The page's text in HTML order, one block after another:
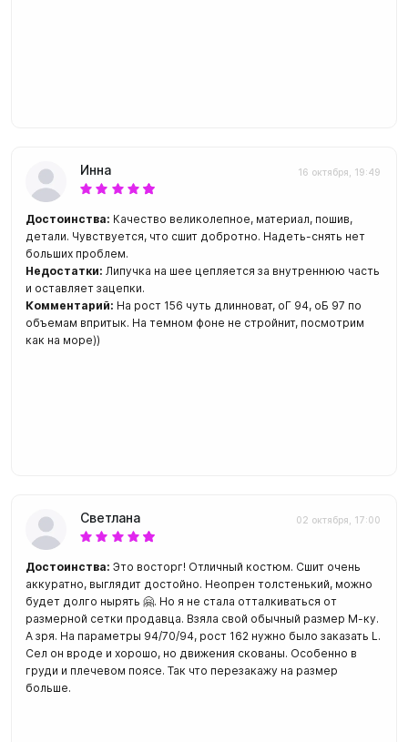
Инна 16 октября, 19:49
Достоинства: Качество великолепное, материал, пошив,
детали. Чувствуется, что сшит добротно. Надеть-снять нет
больших проблем.
Недостатки: Липучка на шее цепляется за внутреннюю часть
и оставляет зацепки.
Комментарий: На рост 156 чуть длинноват, оГ 94, оБ 97 по
объемам впритык. На темном фоне не стройнит, посмотрим
как на море))
Светлана 02 октября, 17:00
Достоинства: Это восторг! Отличный костюм. Сшит очень
аккуратно, выглядит достойно. Неопрен толстенький, можно
будет долго нырять 🤗. Но я не стала отталкиваться от
размерной сетки продавца. Взяла свой обычный размер М-ку.
А зря. На параметры 94/70/94, рост 162 нужно было заказать L.
Сел он вроде и хорошо, но движения скованы. Особенно в
груди и плечевом поясе. Так что перезакажу на размер
больше.